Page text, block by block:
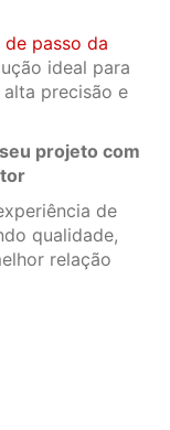
passo da
ideal para
precisão e
projeto com
de
qualidade,
relação